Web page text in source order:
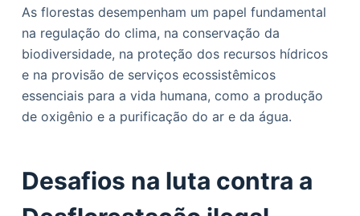
As florestas desempenham um papel fundamental
na regulação do clima, na conservação da
biodiversidade, na proteção dos recursos hídricos
e na provisão de serviços ecossistêmicos
essenciais para a vida humana, como a produção
de oxigênio e a purificação do ar e da água.
Desafios na luta contra a